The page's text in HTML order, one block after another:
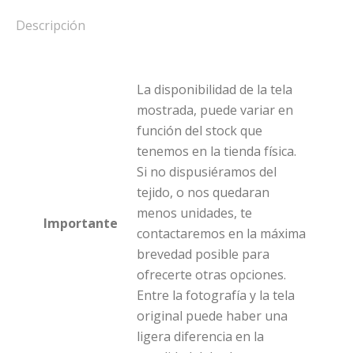
Descripción
Importante
La disponibilidad de la tela
mostrada, puede variar en
función del stock que
tenemos en la tienda física.
Si no dispusiéramos del
tejido, o nos quedaran
menos unidades, te
contactaremos en la máxima
brevedad posible para
ofrecerte otras opciones.
Entre la fotografía y la tela
original puede haber una
ligera diferencia en la